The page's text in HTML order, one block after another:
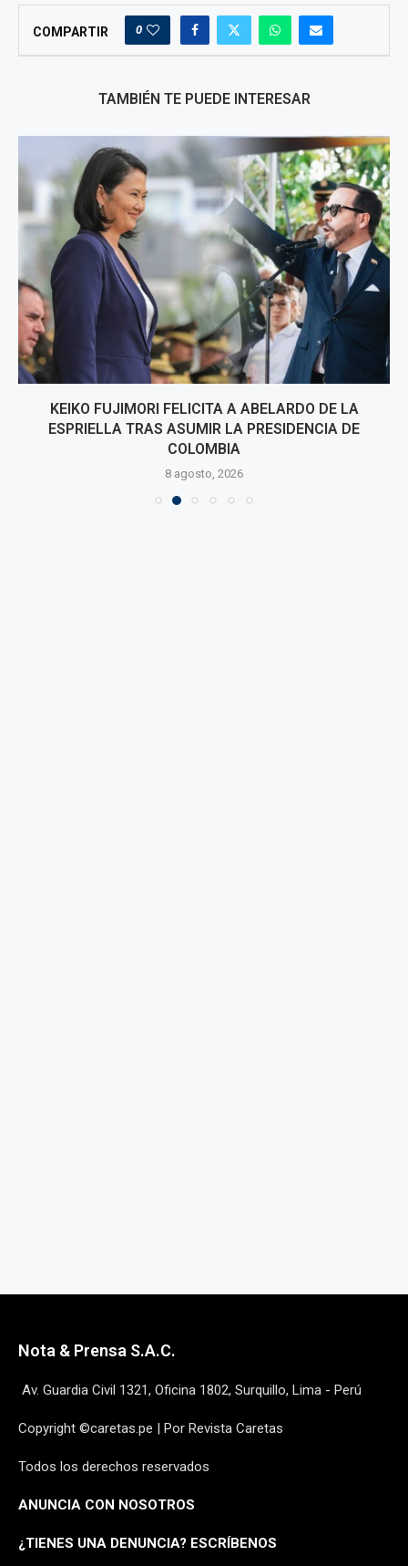
COMPARTIR 0
TAMBIÉN TE PUEDE INTERESAR
KEIKO FUJIMORI FELICITA A ABELARDO DE LA
ESPRIELLA TRAS ASUMIR LA PRESIDENCIA DE
COLOMBIA
8 agosto, 2026
Nota & Prensa S.A.C.
Av. Guardia Civil 1321, Oficina 1802, Surquillo, Lima - Perú
Copyright ©caretas.pe | Por Revista Caretas
Todos los derechos reservados
ANUNCIA CON NOSOTROS
¿TIENES UNA DENUNCIA? ESCRÍBENOS